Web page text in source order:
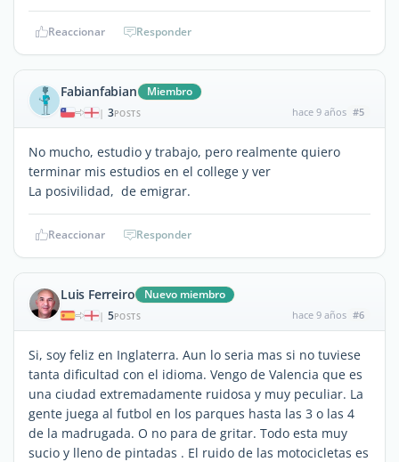
Reaccionar Responder
Fabianfabian Miembro
| 3POSTS hace 9 años #5
No mucho, estudio y trabajo, pero realmente quiero
terminar mis estudios en el college y ver
La posivilidad, de emigrar.
Reaccionar Responder
Luis Ferreiro Nuevo miembro
| 5POSTS hace 9 años #6
Si, soy feliz en Inglaterra. Aun lo seria mas si no tuviese
tanta dificultad con el idioma. Vengo de Valencia que es
una ciudad extremadamente ruidosa y muy peculiar. La
gente juega al futbol en los parques hasta las 3 o las 4
de la madrugada. O no para de gritar. Todo esta muy
sucio y lleno de pintadas . El ruido de las motocicletas es